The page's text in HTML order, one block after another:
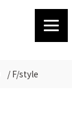
F/style